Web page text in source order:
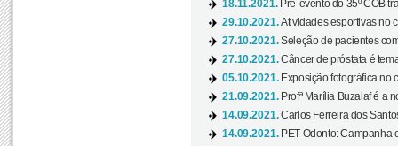
18.11.2021. Pré-evento do 35º COB
29.10.2021.Atividades esportivas no
27.10.2021.Seleção de pacientes
27.10.2021.Câncer de próstata é
05.10.2021. Exposição fotográfica no
21.09.2021. Profª Marília Buzalaf é a
14.09.2021.Carlos Ferreira dos
14.09.2021. PET Odonto: Campanha